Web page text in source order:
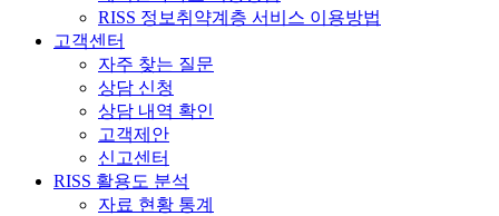
RISS 정보취약계층 서비스 이용방법
고객센터
자주 찾는 질문
상담 신청
상담 내역 확인
고객제안
신고센터
RISS 활용도 분석
자료 현황 통계